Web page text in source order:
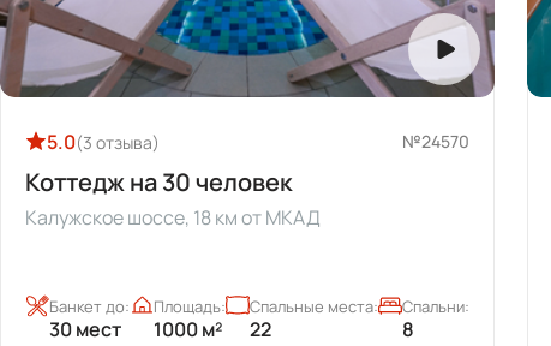
5.0(16 отзывов) №24566
Коттедж на 30 человек
Рублево-Успенское шоссе, 20 км от МКАД
30 мест
Банкет до:
450 м²
Площадь:
20
Спальные места:
7
Спальни: